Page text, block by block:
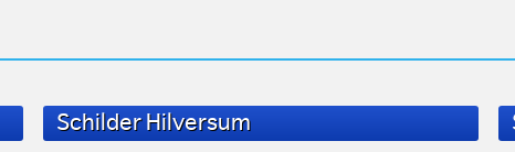
Schilder Hilversum